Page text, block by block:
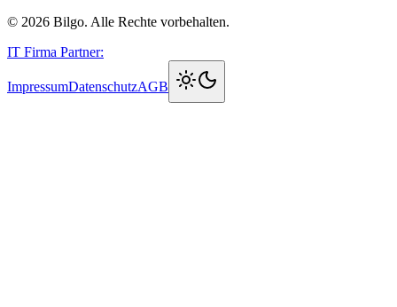
© 2026 Bilgo. Alle Rechte vorbehalten.
IT Firma Partner:
ImpressumDatenschutzAGB